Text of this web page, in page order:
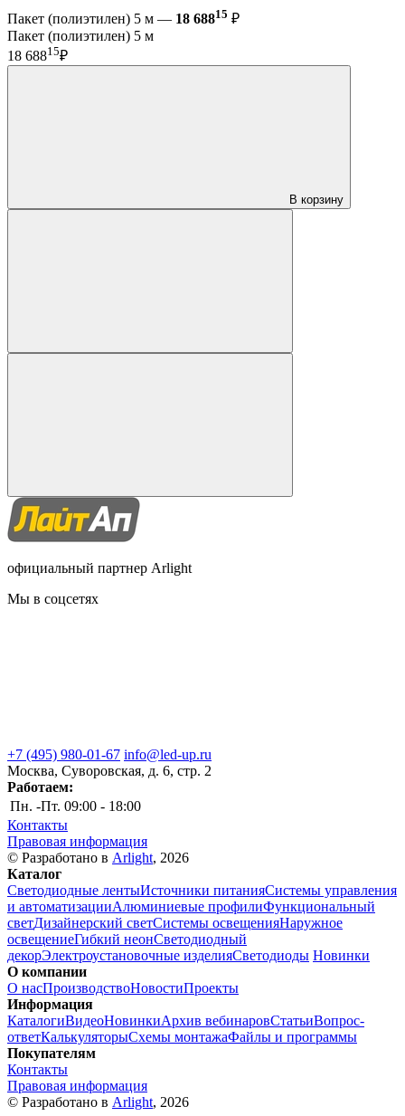
Пакет (полиэтилен) 5 м — 18 68815 ₽
Пакет (полиэтилен) 5 м
18 68815₽
В корзину
официальный партнер Arlight
Мы в соцсетях
+7 (495) 980-01-67 info@led-up.ru
Москва, Суворовская, д. 6, стр. 2
Работаем:
Пн. -Пт. 09:00 - 18:00
Контакты
Правовая информация
© Разработано в Arlight, 2026
Каталог
Светодиодные лентыИсточники питанияСистемы управления
и автоматизацииАлюминиевые профилиФункциональный
светДизайнерский светСистемы освещенияНаружное
освещениеГибкий неонСветодиодный
декорЭлектроустановочные изделияСветодиоды Новинки
О компании
О насПроизводствоНовостиПроекты
Информация
КаталогиВидеоНовинкиАрхив вебинаровСтатьиВопрос-
ответКалькуляторыСхемы монтажаФайлы и программы
Покупателям
Контакты
Правовая информация
© Разработано в Arlight, 2026